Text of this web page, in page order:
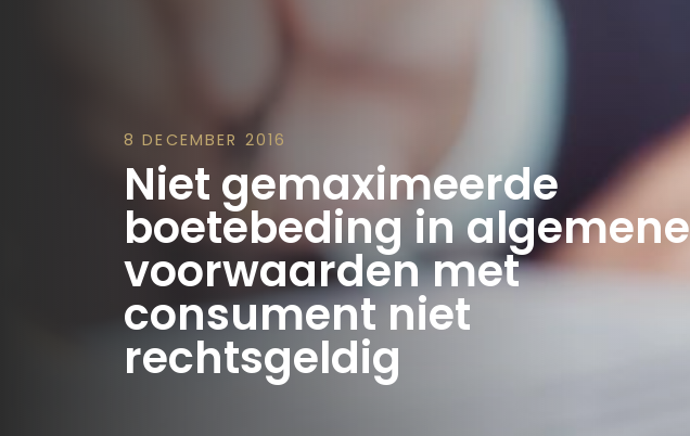
8 DECEMBER 2016
Niet gemaximeerde
boetebeding in algemene
voorwaarden met
consument niet
rechtsgeldig